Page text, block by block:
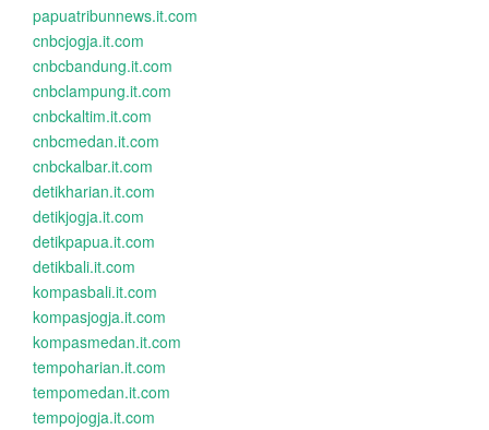
papuatribunnews.it.com
cnbcjogja.it.com
cnbcbandung.it.com
cnbclampung.it.com
cnbckaltim.it.com
cnbcmedan.it.com
cnbckalbar.it.com
detikharian.it.com
detikjogja.it.com
detikpapua.it.com
detikbali.it.com
kompasbali.it.com
kompasjogja.it.com
kompasmedan.it.com
tempoharian.it.com
tempomedan.it.com
tempojogja.it.com